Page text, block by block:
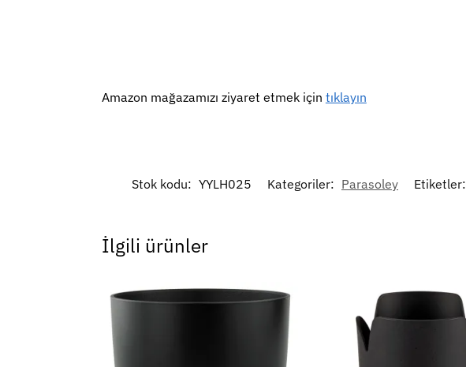
Amazon mağazamızı ziyaret etmek için tıklayın
Stok kodu: YYLH025 Kategoriler: Parasoley Etiketler:
İlgili ürünler